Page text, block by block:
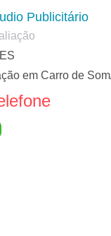
Publicitário
em Carro de